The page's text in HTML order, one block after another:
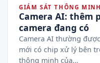
GIÁM SÁT THÔNG MINH
Camera AI: thêm
camera đang có
Camera AI thường
mới có chip xử lý bên
thông minh của…